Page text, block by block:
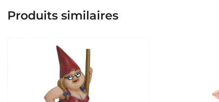
Produits similaires